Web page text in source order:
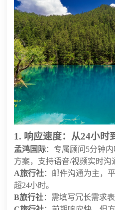
1. 响应速度：从24小时
孟鸿国际：专属顾问5分钟
方案，支持语音/视频实时沟
A旅行社：邮件沟通为主，
超24小时。
B旅行社：需填写冗长需求